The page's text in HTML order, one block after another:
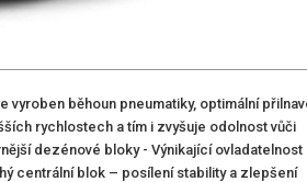
vyroben běhoun pneumatiky, optimální
rychlostech a tím i zvyšuje odolnost vůči
dezénové bloky - Výnikající ovladatelnost
centrální blok – posílení stability a zlepšení